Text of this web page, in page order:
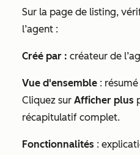
Sur la page de listing,
l’agent :
Créé par : créateur de
Vue d'ensemble :
Cliquez sur Afficher plus
récapitulatif complet.
Fonctionnalités :